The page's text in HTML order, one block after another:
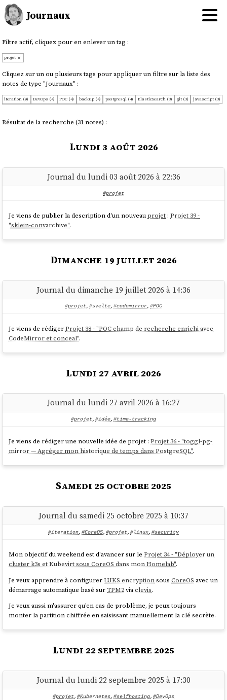
Journaux
Filtre actif, cliquez pour en enlever un tag :
projet
Cliquez sur un ou plusieurs tags pour appliquer un filtre sur la liste des
notes de type "Journaux" :
iteration (9) DevOps (4) POC (4) backup (4) postgresql (4) ElasticSearch (3) git (3)
javascript (3)
codemirror (1) coding (1)
monitoring (1) nginx (1)
open-source (1)
Résultat de la recherche (31 notes) :
Lundi 3 août 2026
Journal du lundi 03 août 2026 à 22:36
#projet
Je viens de publier la description d'un nouveau projet :Projet 39 -
"sklein-convarchive".
Dimanche 19 juillet 2026
Journal du dimanche 19 juillet 2026 à 14:36
#projet, #svelte, #codemirror, #POC
Je viens de rédigerProjet 38 - "POC champ de recherche enrichi avec
CodeMirror et conceal".
Lundi 27 avril 2026
Journal du lundi 27 avril 2026 à 16:27
#projet, #idée, #time-tracking
Je viens de rédiger une nouvelle idée de projet :Projet 36 - "toggl-pg-
mirror — Agréger mon historique de temps dans PostgreSQL".
Samedi 25 octobre 2025
Journal du samedi 25 octobre 2025 à 10:37
#iteration, #CoreOS, #projet, #linux, #security
Mon objectif du weekend est d'avancer sur leProjet 34 - "Déployer un
cluster k3s et Kubevirt sous CoreOS dans mon Homelab".
Je veux apprendre à configurerLUKS encryptionsousCoreOS avec un
démarrage automatique basé surTPM2viaclevis.
Je veux aussi m'assurer qu'en cas de problème, je peux toujours
monter la partition chiffrée en saisissant manuellement la clé secrète.
Lundi 22 septembre 2025
Journal du lundi 22 septembre 2025 à 17:30
#projet, #Kubernetes, #selfhosting, #DevOps